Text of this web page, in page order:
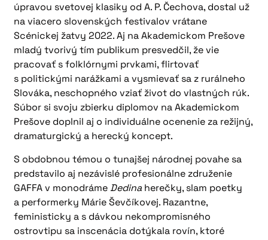
úpravou svetovej klasiky od A. P. Čechova, dostal už
na viacero slovenských festivalov vrátane
Scénickej žatvy 2022. Aj na Akademickom Prešove
mladý tvorivý tím publikum presvedčil, že vie
pracovať s folklórnymi prvkami, flirtovať
s politickými narážkami a vysmievať sa z rurálneho
Slováka, neschopného vziať život do vlastných rúk.
Súbor si svoju zbierku diplomov na Akademickom
Prešove doplnil aj o individuálne ocenenie za režijný,
dramaturgický a herecký koncept.
S obdobnou témou o tunajšej národnej povahe sa
predstavilo aj nezávislé profesionálne združenie
GAFFA v monodrámeDedina herečky, slam poetky
a performerky Márie Ševčíkovej. Razantne,
feministicky a s dávkou nekompromisného
ostrovtipu sa inscenácia dotýkala rovín, ktoré